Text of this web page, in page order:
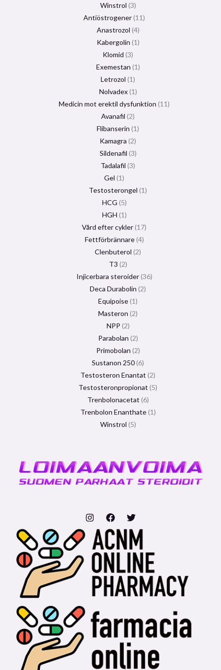
Winstrol 3
Antiöstrogener 11
Anastrozol 4
Kabergolin 1
Klomid 3
Exemestan 1
Letrozol 1
Nolvadex 1
Medicin mot erektil dysfunktion 11
Avanafil 2
Flibanserin 1
Kamagra 2
Sildenafil 3
Tadalafil 3
Gel 1
Testosterongel 1
HCG 5
HGH 1
Vård efter cykler 17
Fettförbrännare 4
Clenbuterol 2
T3 2
Injicerbara steroider 36
Deca Durabolin 2
Equipoise 1
Masteron 2
NPP 2
Parabolan 2
Primobolan 2
Sustanon 250 6
Testosteron Enantat 2
Testosteronpropionat 5
Trenbolonacetat 6
Trenbolon Enanthate 1
Winstrol 5